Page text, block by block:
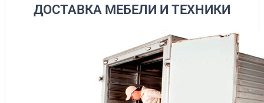
ДОСТАВКА МЕБЕЛИ И ТЕХНИКИ